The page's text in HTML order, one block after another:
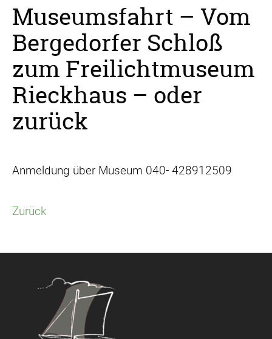
Museumsfahrt – Vom
Bergedorfer Schloß
zum Freilichtmuseum
Rieckhaus – oder
zurück
Anmeldung über Museum 040- 428912509
Zurück